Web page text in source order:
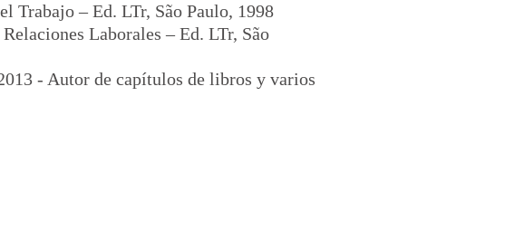
Trabajo – Ed. LTr, São Paulo, 1998
Laborales – Ed. LTr, São
- Autor de capítulos de libros y varios